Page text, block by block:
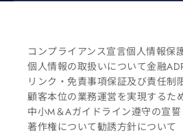
コンプライアンス宣言個人情報保
個人情報の取扱いについて金融
リンク・免責事項保証及び責任制
顧客本位の業務運営を実現するた
中小M＆Aガイドライン遵守の宣誓
著作権について勧誘方針について